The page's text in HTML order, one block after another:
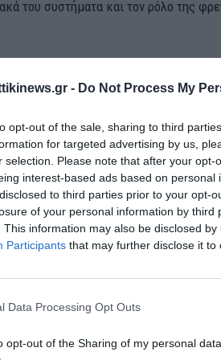
- Do Not Process My
opt-out of the sale, sharing to third
for targeted advertising by us,
selection. Please note that after your
interest-based ads based on
to third parties prior to your opt-
of your personal information by third
This information may also be disclosed
Participants that may further disclose it to
Data Processing Opt Outs
opt-out of the Sharing of my personal data.
του συστήματα και τον ρόλο της
ΣΤΟΝ ΠΕΙΡΑΙΑ
πλοία του Στόλου είναι
στο πλαίσιο των ίδιων εορτασμών.
Περιπολικό Κατευθυνόμενων
το κοινό μπορεί να τα επισκεφθεί: